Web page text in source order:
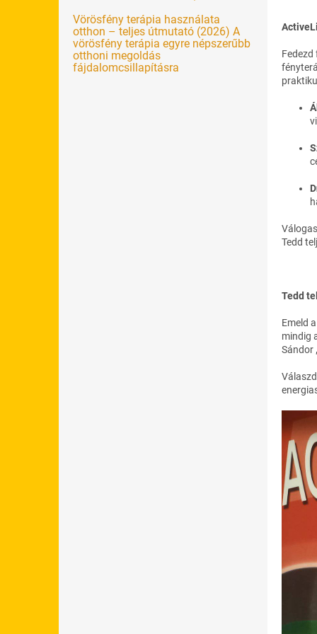
Vörösfény terápia használata
otthon – teljes útmutató (2026) A
vörösfény terápia egyre népszerűbb
otthoni megoldás
fájdalomcsillapításra
Fedezd
Tedd
Tedd
Emeld
mindig
Sándor